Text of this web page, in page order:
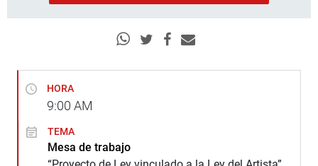
HORA
9:00 AM
TEMA
Mesa de trabajo